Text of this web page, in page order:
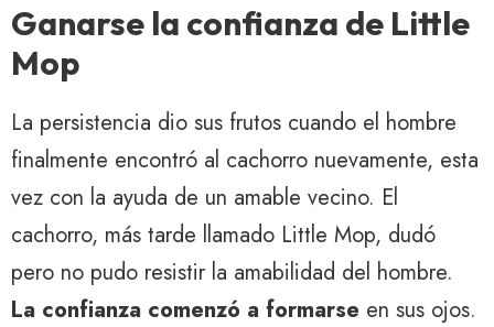
Ganarse la confianza de Little
Mop
La persistencia dio sus frutos cuando el hombre
finalmente encontró al cachorro nuevamente, esta
vez con la ayuda de un amable vecino. El
cachorro, más tarde llamado Little Mop, dudó
pero no pudo resistir la amabilidad del hombre.
La confianza comenzó a formarse en sus ojos.